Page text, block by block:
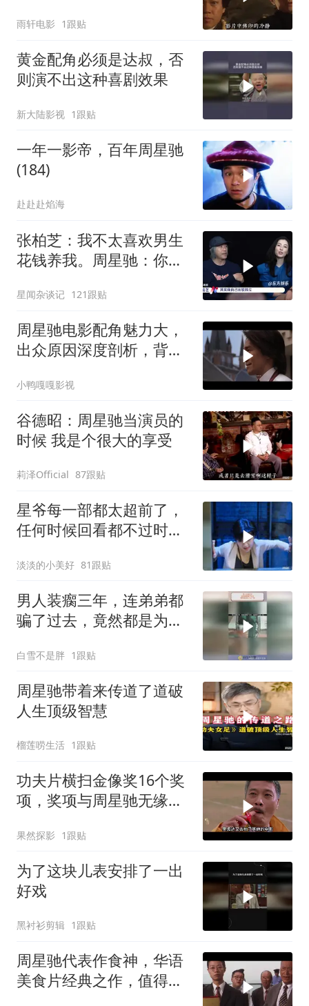
雨轩电影 1跟贴
黄金配角必须是达叔，否
则演不出这种喜剧效果
新大陆影视 1跟贴
一年一影帝，百年周星驰
(184)
赴赴赴焰海
张柏芝：我不太喜欢男生
花钱养我。周星驰：你不
星闻杂谈记 121跟贴
周星驰电影配角魅力大，
出众原因深度剖析，背后
小鸭嘎嘎影视
谷德昭：周星驰当演员的
时候 我是个很大的享受
莉泽Official 87跟贴
星爷每一部都太超前了，
任何时候回看都不过时，
淡淡的小美好 81跟贴
男人装瘸三年，连弟弟都
骗了过去，竟然都是为了
白雪不是胖 1跟贴
周星驰带着来传道了道破
人生顶级智慧
榴莲唠生活 1跟贴
功夫片横扫金像奖16个奖
项，奖项与周星驰无缘，
果然探影 1跟贴
为了这块儿表安排了一出
好戏
黑衬衫剪辑 1跟贴
周星驰代表作食神，华语
美食片经典之作，值得深